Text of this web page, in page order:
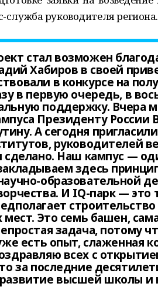
служба руководителя региона.
стал возможен
Хабиров в своей
в конкурсе на
в первую очередь, в
поддержку. Вчера
Президенту России
А сегодня
руководителей
сделано. Наш кампус —
здесь
образовательной
И IQ-парк — это
мест. Это семь башен,
задача, потому
есть опыт, слаженная
всех с
за последние
высшей школы и